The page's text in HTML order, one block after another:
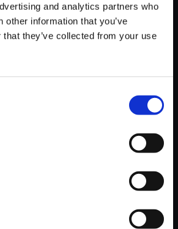
and analytics partners who
other information that you’ve
they’ve collected from your use
【単曲】モンスターハンターワ
ールド：アイスボーン オリジナ
ル・サウンドトラック 溟流を駆